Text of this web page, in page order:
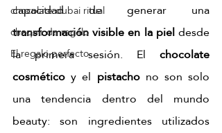
chocolate dubai ritual
cheque de regalo
El regalo perfecto
transformación visible en la piel desde
la primera sesión. El chocolate
cosmético y el pistacho no son solo
una tendencia dentro del mundo
beauty: son ingredientes utilizados